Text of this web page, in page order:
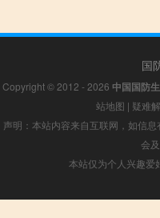
国
Copyright © 2012 - 2026 中国国防生
站地图 | 疑难
声明：本站内容来自互联网，如信
会
本站仅为个人兴趣爱